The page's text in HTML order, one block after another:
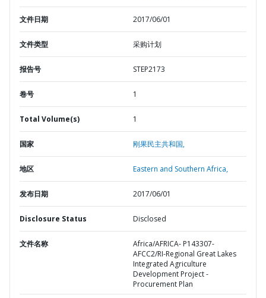
文件日期 2017/06/01
文件类型 采购计划
报告号 STEP2173
卷号 1
Total Volume(s) 1
国家 刚果民主共和国,
地区 Eastern and Southern Africa,
发布日期 2017/06/01
Disclosure Status Disclosed
文件名称
Africa/AFRICA- P143307-
AFCC2/RI-Regional Great Lakes
Integrated Agriculture
Development Project -
Procurement Plan